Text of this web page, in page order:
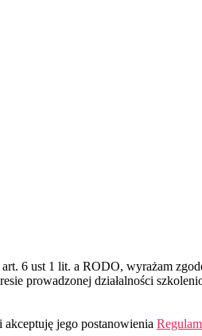
6 ust 1 lit. a RODO, wyrażam
prowadzonej działalności
akceptuję jego postanowienia